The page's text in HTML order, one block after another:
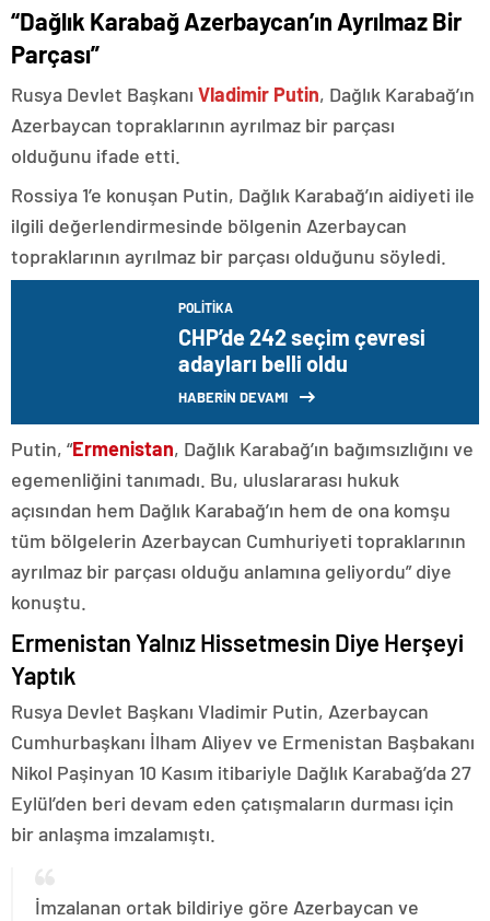
“Dağlık Karabağ Azerbaycan’ın Ayrılmaz Bir
Parçası”
Rusya Devlet Başkanı Vladimir Putin, Dağlık Karabağ’ın
Azerbaycan topraklarının ayrılmaz bir parçası
olduğunu ifade etti.
Rossiya 1’e konuşan Putin, Dağlık Karabağ’ın aidiyeti ile
ilgili değerlendirmesinde bölgenin Azerbaycan
topraklarının ayrılmaz bir parçası olduğunu söyledi.
POLITIKA
CHP’de 242 seçim çevresi
adayları belli oldu
HABERİN DEVAMI
Putin, “Ermenistan, Dağlık Karabağ’ın bağımsızlığını ve
egemenliğini tanımadı. Bu, uluslararası hukuk
açısından hem Dağlık Karabağ’ın hem de ona komşu
tüm bölgelerin Azerbaycan Cumhuriyeti topraklarının
ayrılmaz bir parçası olduğu anlamına geliyordu” diye
konuştu.
Ermenistan Yalnız Hissetmesin Diye Herşeyi
Yaptık
Rusya Devlet Başkanı Vladimir Putin, Azerbaycan
Cumhurbaşkanı İlham Aliyev ve Ermenistan Başbakanı
Nikol Paşinyan 10 Kasım itibariyle Dağlık Karabağ’da 27
Eylül’den beri devam eden çatışmaların durması için
bir anlaşma imzalamıştı.
İmzalanan ortak bildiriye göre Azerbaycan ve